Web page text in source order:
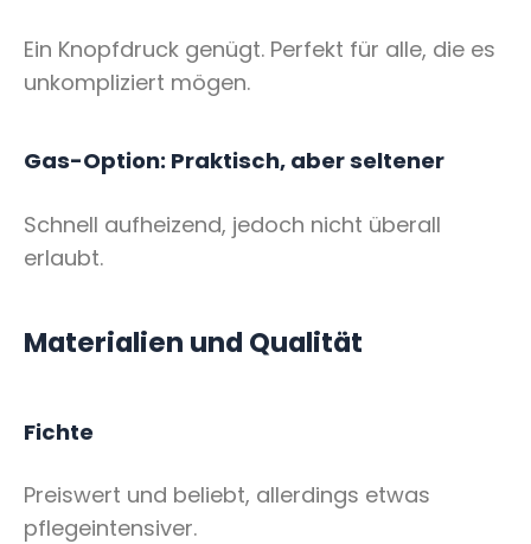
Ein Knopfdruck genügt. Perfekt für alle, die es
unkompliziert mögen.
Gas-Option: Praktisch, aber seltener
Schnell aufheizend, jedoch nicht überall
erlaubt.
Materialien und Qualität
Fichte
Preiswert und beliebt, allerdings etwas
pflegeintensiver.